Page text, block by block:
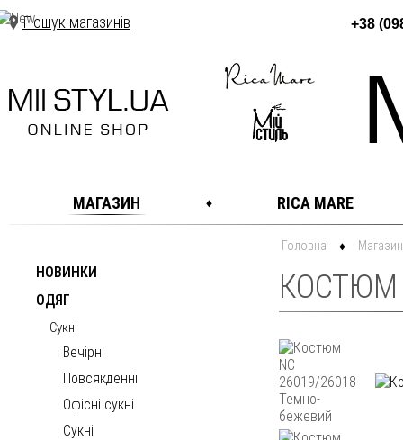
Пошук магазинів +38
МАГАЗИН RICA MARE
НОВИНКИ
ОДЯГ
Сукні
Вечірні
Повсякденні
Офісні сукні
Сукні
Головна Магазин
КОСТЮМ